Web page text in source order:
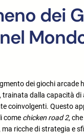
dei
dei giochi arcade
trainata dalla capacità di
coinvolgenti. Questo
come chicken road 2,
ricche di strategia e